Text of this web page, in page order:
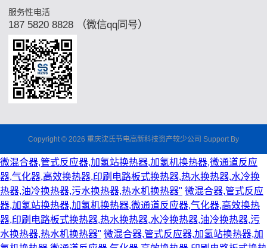
服务性电活
187 5820 8828 （微信qq同号）
Copyright © 2026 重庆沈氏节电高新科技资产较少公司 Support By
微混合器,管式反应器,加氢站换热器,加氢机换热器,微通道反应
器,气化器,高效换热器,印刷电路板式换热器,热水换热器,水冷换
热器,油冷换热器,污水换热器,热水机换热器" 微混合器,管式反应
器,加氢站换热器,加氢机换热器,微通道反应器,气化器,高效换热
器,印刷电路板式换热器,热水换热器,水冷换热器,油冷换热器,污
水换热器,热水机换热器" 微混合器,管式反应器,加氢站换热器,加